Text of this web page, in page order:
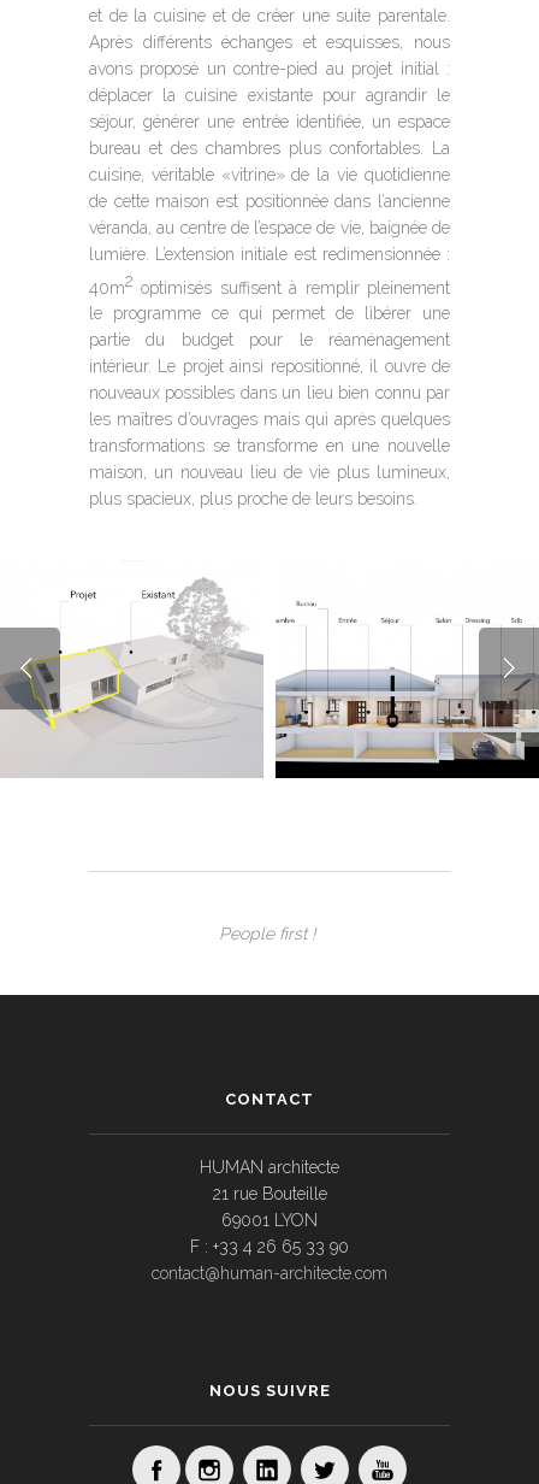
et de la cuisine et de créer une suite parentale.
Après différents échanges et esquisses, nous
avons proposé un contre-pied au projet initial :
déplacer la cuisine existante pour agrandir le
séjour, générer une entrée identifiée, un espace
bureau et des chambres plus confortables. La
cuisine, véritable «vitrine» de la vie quotidienne
de cette maison est positionnée dans l’ancienne
véranda, au centre de l’espace de vie, baignée de
lumière. L’extension initiale est redimensionnée :
40m2 optimisés suffisent à remplir pleinement
le programme ce qui permet de libérer une
partie du budget pour le réaménagement
intérieur. Le projet ainsi repositionné, il ouvre de
nouveaux possibles dans un lieu bien connu par
les maîtres d’ouvrages mais qui après quelques
transformations se transforme en une nouvelle
maison, un nouveau lieu de vie plus lumineux,
plus spacieux, plus proche de leurs besoins.
People first !
CONTACT
HUMAN architecte
21 rue Bouteille
69001 LYON
F : +33 4 26 65 33 90
contact@human-architecte.com
NOUS SUIVRE